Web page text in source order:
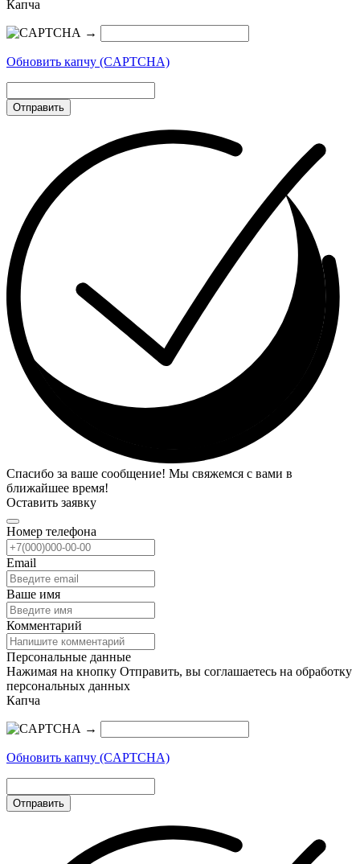
Капча
→
Обновить капчу (CAPTCHA)
Отправить
Спасибо за ваше сообщение! Мы свяжемся с вами в
ближайшее время!
Оставить заявку
Номер телефона
Email
Ваше имя
Комментарий
Персональные данные
Нажимая на кнопку Отправить, вы соглашаетесь на обработку
персональных данных
Капча
→
Обновить капчу (CAPTCHA)
Отправить